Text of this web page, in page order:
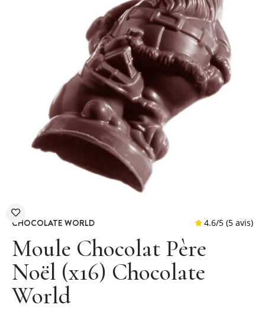
CHOCOLATE WORLD
Moule Chocolat Père
Noël (x16) Chocolate
World